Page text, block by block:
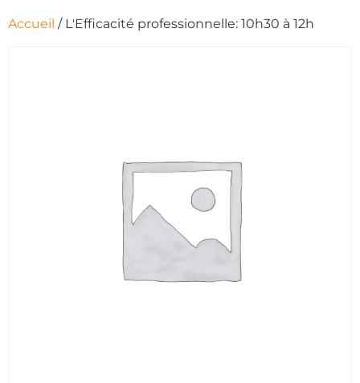
Accueil / L'Efficacité professionnelle: 10h30 à 12h